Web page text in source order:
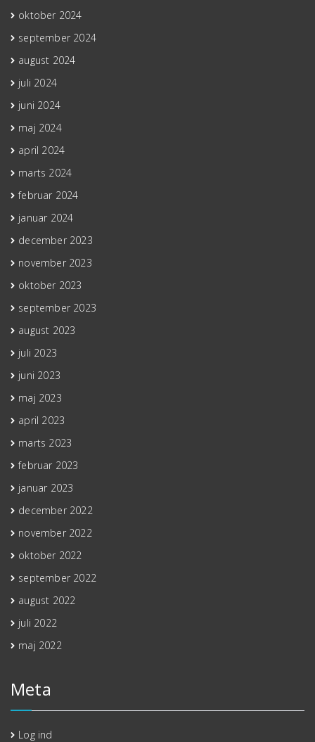
oktober 2024
september 2024
august 2024
juli 2024
juni 2024
maj 2024
april 2024
marts 2024
februar 2024
januar 2024
december 2023
november 2023
oktober 2023
september 2023
august 2023
juli 2023
juni 2023
maj 2023
april 2023
marts 2023
februar 2023
januar 2023
december 2022
november 2022
oktober 2022
september 2022
august 2022
juli 2022
maj 2022
Meta
Log ind